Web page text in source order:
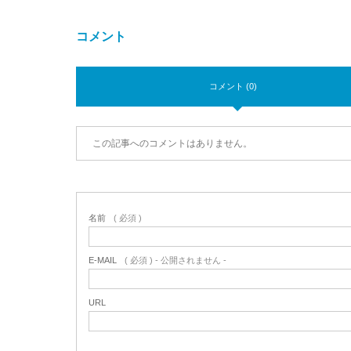
コメント
コメント (0)
この記事へのコメントはありません。
名前 ( 必須 )
E-MAIL ( 必須 ) - 公開されません -
URL